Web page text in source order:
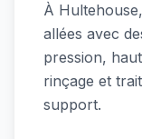
À
allées avec
pression,
rinçage et
support.